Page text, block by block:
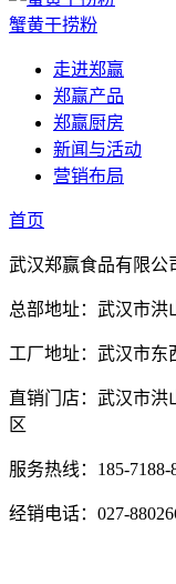
蟹黄干捞粉
走进郑赢
郑赢产品
郑赢厨房
新闻与活动
营销布局
首页
武汉郑赢食品有限公
总部地址：武汉市洪
工厂地址：武汉市东
直销门店：武汉市洪
区
服务热线：185-7188-
经销电话：027-